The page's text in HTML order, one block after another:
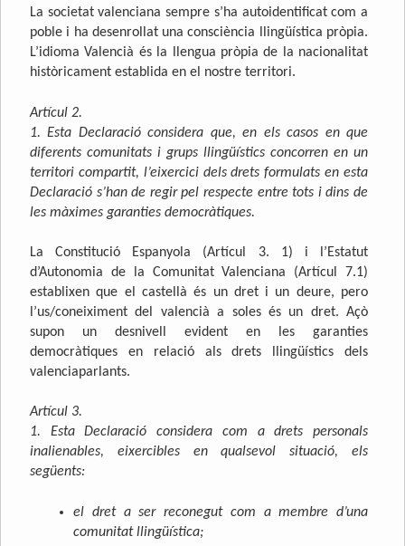
La societat valenciana sempre s’ha autoidentificat com a
poble i ha desenrollat una consciència llingüística pròpia.
L’idioma Valencià és la llengua pròpia de la nacionalitat
històricament establida en el nostre territori.
Artícul 2.
1. Esta Declaració considera que, en els casos en que
diferents comunitats i grups llingüístics concorren en un
territori compartit, l’eixercici dels drets formulats en esta
Declaració s’han de regir pel respecte entre tots i dins de
les màximes garanties democràtiques.
La Constitució Espanyola (Artícul 3. 1) i l’Estatut
d’Autonomia de la Comunitat Valenciana (Artícul 7.1)
establixen que el castellà és un dret i un deure, pero
l’us/coneiximent del valencià a soles és un dret. Açò
supon un desnivell evident en les garanties
democràtiques en relació als drets llingüístics dels
valenciaparlants.
Artícul 3.
1. Esta Declaració considera com a drets personals
inalienables, eixercibles en qualsevol situació, els
següents:
el dret a ser reconegut com a membre d’una
comunitat llingüística;